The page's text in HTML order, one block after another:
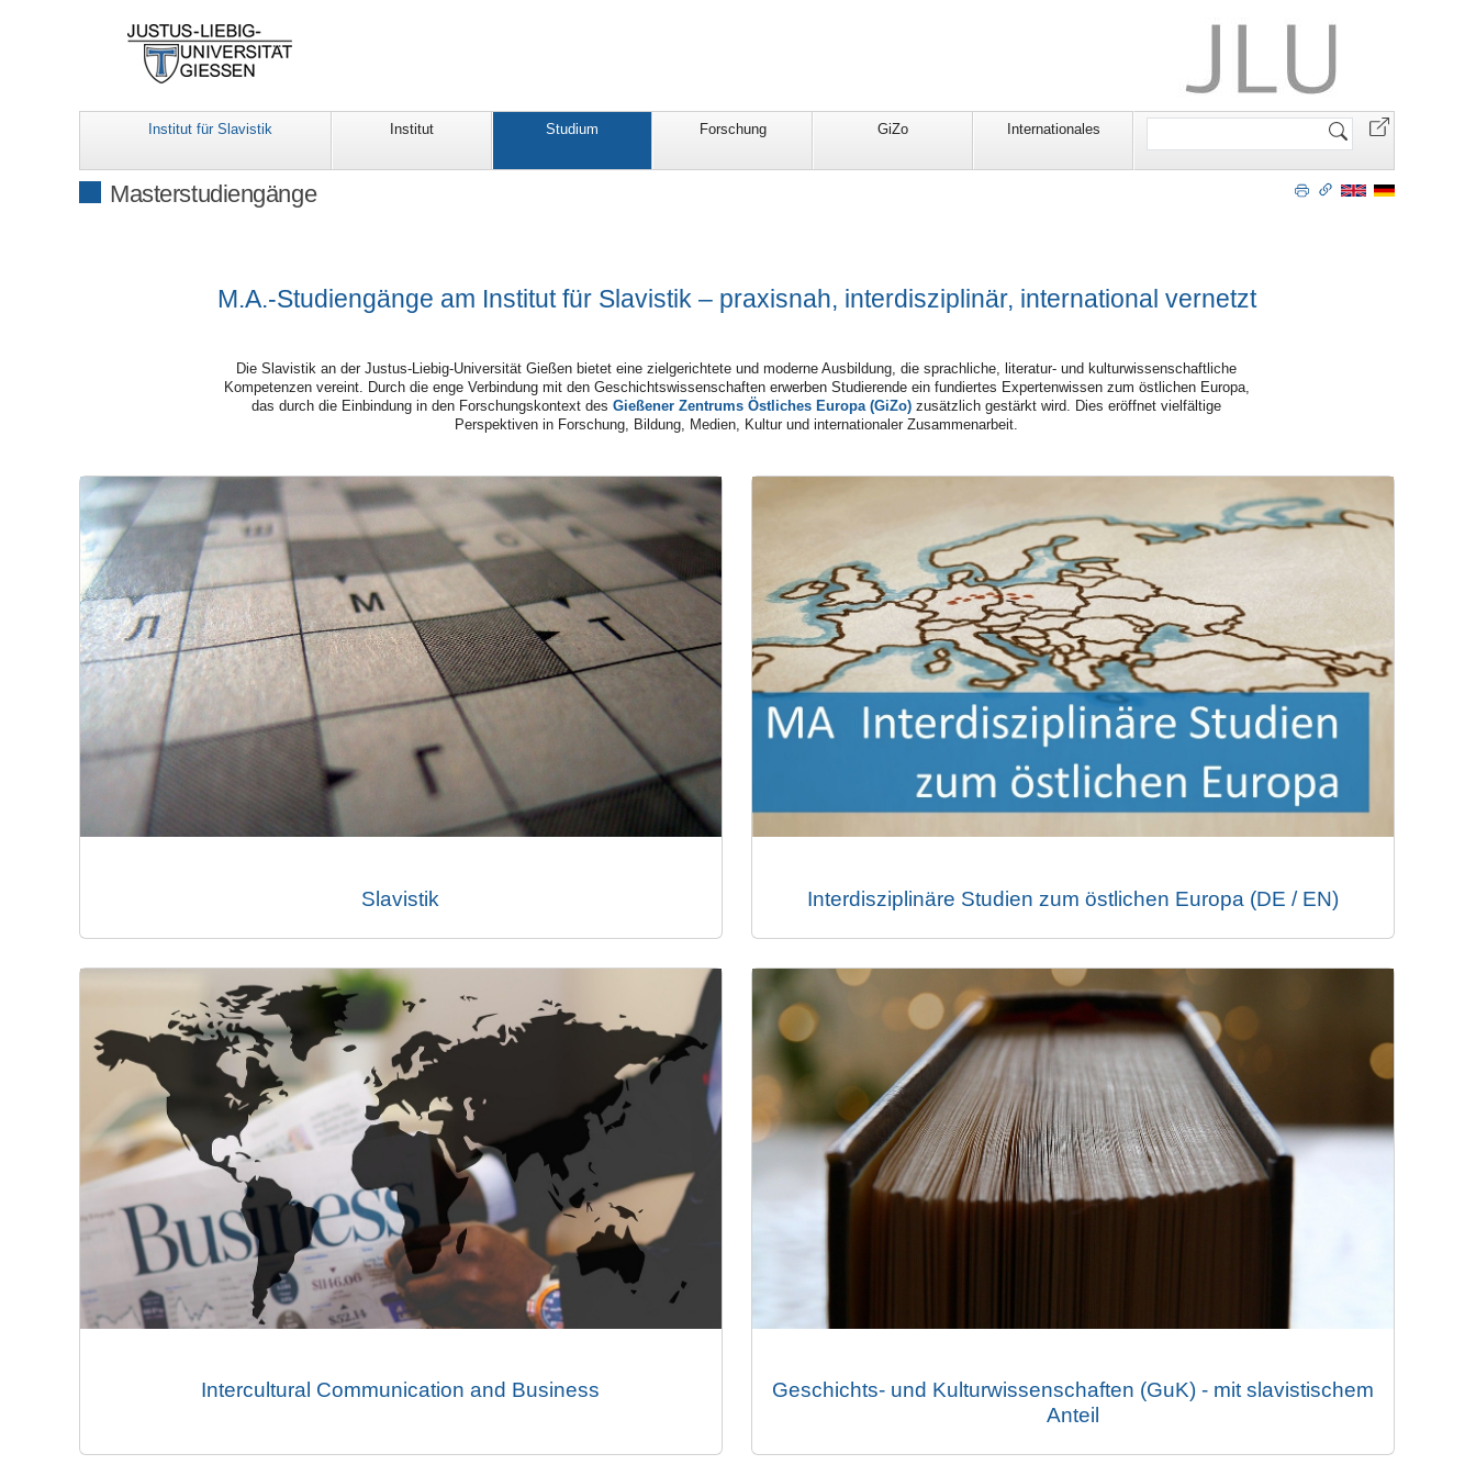
Institut für Slavistik Institut Studium Forschung GiZo Internationales
Website
Masterstudiengänge
M.A.-Studiengänge am Institut für Slavistik – praxisnah, interdisziplinär, international vernetzt
Die Slavistik an der Justus-Liebig-Universität Gießen bietet eine zielgerichtete und moderne Ausbildung, die sprachliche, literatur- und kulturwissenschaftliche
Kompetenzen vereint. Durch die enge Verbindung mit den Geschichtswissenschaften erwerben Studierende ein fundiertes Expertenwissen zum östlichen Europa,
das durch die Einbindung in den Forschungskontext des Gießener Zentrums Östliches Europa (GiZo) zusätzlich gestärkt wird. Dies eröffnet vielfältige
Perspektiven in Forschung, Bildung, Medien, Kultur und internationaler Zusammenarbeit.
Slavistik Interdisziplinäre Studien zum östlichen Europa (DE / EN)
Intercultural Communication and Business
Geschichts- und Kulturwissenschaften (GuK) - mit slavistischem
Anteil